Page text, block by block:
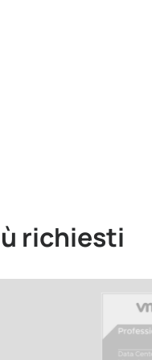
richiesti